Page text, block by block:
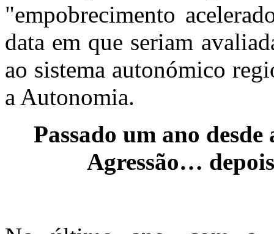
"empobrecimento
data em que seriam
ao sistema autonómico
a Autonomia.
Passado um ano
Agressão…